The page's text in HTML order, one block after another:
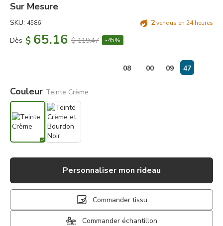
Sur Mesure
SKU: 4586 2vendus en 24 heures
Dès $ 65.16 $ 119.47 -45%
08 00 09 47
Couleur Teinte Crème
Personnaliser mon rideau
Commander tissu
Commander échantillon